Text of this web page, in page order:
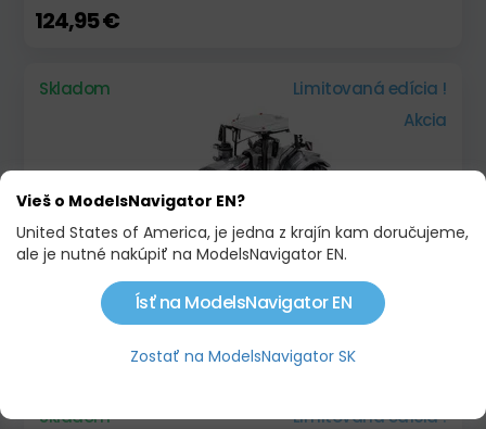
124,95 €
Skladom
Limitovaná edícia !
Akcia
CLAAS AXION 9.420 CMATIC GREY
125,90 €
Skladom Limitovaná edícia !
Vieš o ModelsNavigator EN?
United States of America, je jedna z krajín kam doručujeme,
ale je nutné nakúpiť na ModelsNavigator EN.
Ísť na ModelsNavigator EN
Zostať na ModelsNavigator SK